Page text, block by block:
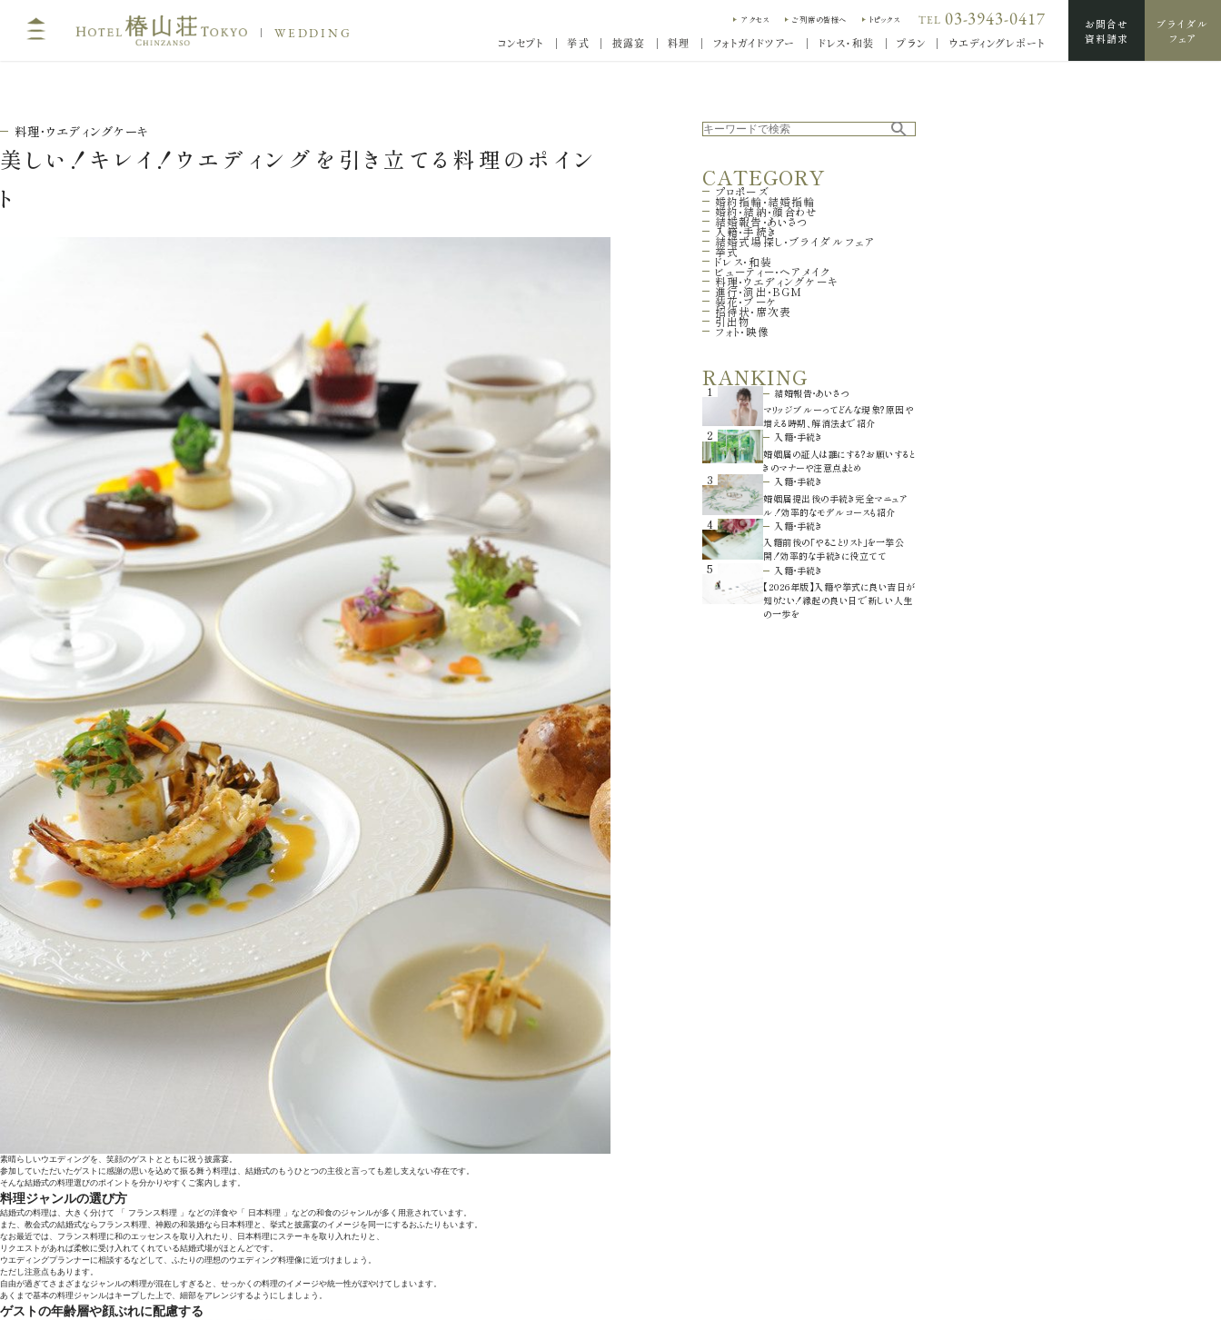
WEDDING
アクセス ご列席の皆様へ トピックス TEL 03-3943-0417
コンセプト 挙式 披露宴 料理 フォトガイドツアー ドレス・和装 プラン ウエディングレポート
お問合せ
資料請求
ブライダル
フェア
料理・ウエディングケーキ
美しい！キレイ！ウエディングを引き立てる料理のポイン
ト
素晴らしいウエディングを、笑顔のゲストとともに祝う披露宴。
参加していただいたゲストに感謝の思いを込めて振る舞う料理は、結婚式のもうひとつの主役と言っても差し支えない存在です。
そんな結婚式の料理選びのポイントを分かりやすくご案内します。
料理ジャンルの選び方
結婚式の料理は、大きく分けて 「 フランス料理 」などの洋食や「 日本料理 」などの和食のジャンルが多く用意されています。
また、教会式の結婚式ならフランス料理、神殿の和装婚なら日本料理と、挙式と披露宴のイメージを同一にするおふたりもいます。
なお最近では、フランス料理に和のエッセンスを取り入れたり、日本料理にステーキを取り入れたりと、
リクエストがあれば柔軟に受け入れてくれている結婚式場がほとんどです。
ウエディングプランナーに相談するなどして、ふたりの理想のウエディング料理像に近づけましょう。
ただし注意点もあります。
自由が過ぎてさまざまなジャンルの料理が混在しすぎると、せっかくの料理のイメージや統一性がぼやけてしまいます。
あくまで基本の料理ジャンルはキープした上で、細部をアレンジするようにしましょう。
ゲストの年齢層や顔ぶれに配慮する
CATEGORY
プロポーズ
婚約指輪・結婚指輪
婚約・結納・顔合わせ
結婚報告・あいさつ
入籍・手続き
結婚式場探し・ブライダルフェア
挙式
ドレス・和装
ビューティー・ヘアメイク
料理・ウエディングケーキ
進行・演出・BGM
装花・ブーケ
招待状・席次表
引出物
フォト・映像
RANKING
1
結婚報告・あいさつ
マリッジブルーってどんな現象？原因や
増える時期、解消法まで紹介
2
入籍・手続き
婚姻届の証人は誰にする？お願いすると
きのマナーや注意点まとめ
3
入籍・手続き
婚姻届提出後の手続き完全マニュア
ル！効率的なモデルコースも紹介
4
入籍・手続き
入籍前後の「やることリスト」を一挙公
開！効率的な手続きに役立てて
5
入籍・手続き
【2026年版】入籍や挙式に良い吉日が
知りたい！縁起の良い日で新しい人生
の一歩を